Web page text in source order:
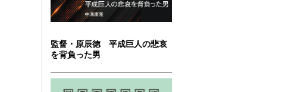
監督・原辰徳 平成巨人の悲哀
を背負った男